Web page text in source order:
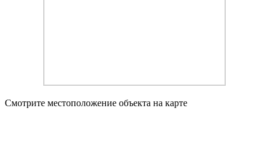
Смотрите местоположение объекта на карте